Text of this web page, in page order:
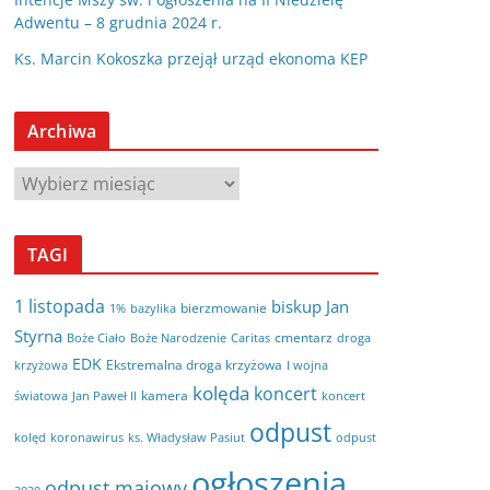
Adwentu – 8 grudnia 2024 r.
Ks. Marcin Kokoszka przejął urząd ekonoma KEP
Archiwa
A
r
c
w
a
TAGI
1 listopada 1% bazylika bierzmowanie biskup Jan
Styrna Boże Ciało Boże Narodzenie Caritas cmentarz droga
krzyżowa EDK Ekstremalna droga krzyżowa I wojna
światowa Jan Paweł II kamera kolęda koncert koncert
kolęd koronawirus ks. Władysław Pasiut odpust odpust